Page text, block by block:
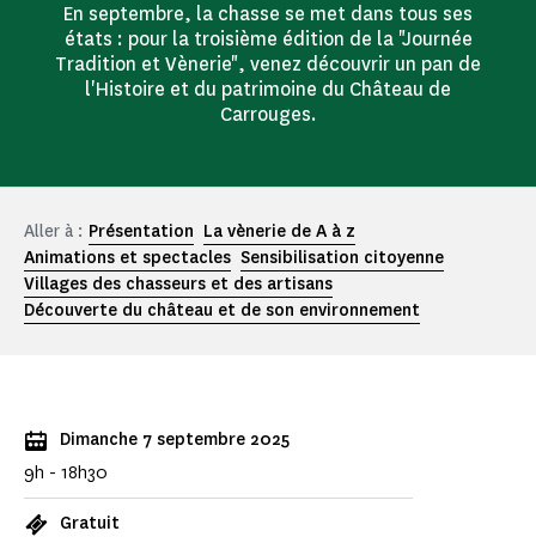
En septembre, la chasse se met dans tous ses
états : pour la troisième édition de la "Journée
Tradition et Vènerie", venez découvrir un pan de
l'Histoire et du patrimoine du Château de
Carrouges.
Aller à : Présentation La vènerie de A à z
Animations et spectacles Sensibilisation citoyenne
Villages des chasseurs et des artisans
Découverte du château et de son environnement
Dimanche 7 septembre 2025
9h - 18h30
Gratuit